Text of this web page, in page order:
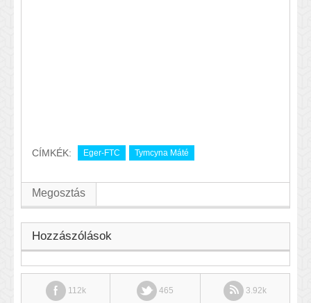
CÍMKÉK: Eger-FTC Tymcyna Máté
Megosztás
Hozzászólások
112k 465 3.92k